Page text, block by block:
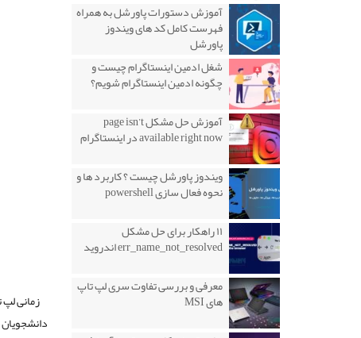
زمانی
آموزش دستورات پاورشل به همراه
فهرست کامل کد های ویندوز
پاورشل
شغل ادمین اینستاگرام چیست و
چگونه ادمین اینستاگرام شویم؟
آموزش حل مشکل page isn’t
available right now در اینستاگرام
ویندوز پاورشل چیست ؟ کاربرد ها و
نحوه فعال سازی powershell
۱۱ راهکار برای حل مشکل
err_name_not_resolved اندروید
معرفی و بررسی تفاوت سری لپ تاپ
های MSI